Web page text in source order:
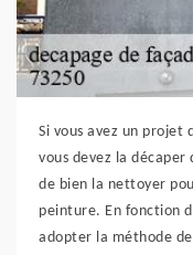
Si vous avez un projet
vous devez la décaper
de bien la nettoyer
peinture. En fonction
adopter la méthode